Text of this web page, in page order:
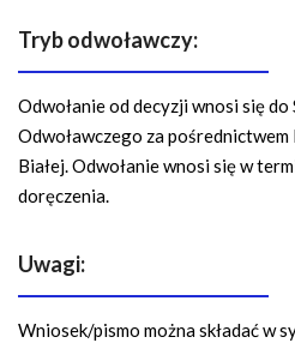
Tryb odwoławczy:
Odwołanie od decyzji wnosi się
Odwoławczego za
Białej. Odwołanie wnosi się w
doręczenia.
Uwagi:
Wniosek/pismo można składać w